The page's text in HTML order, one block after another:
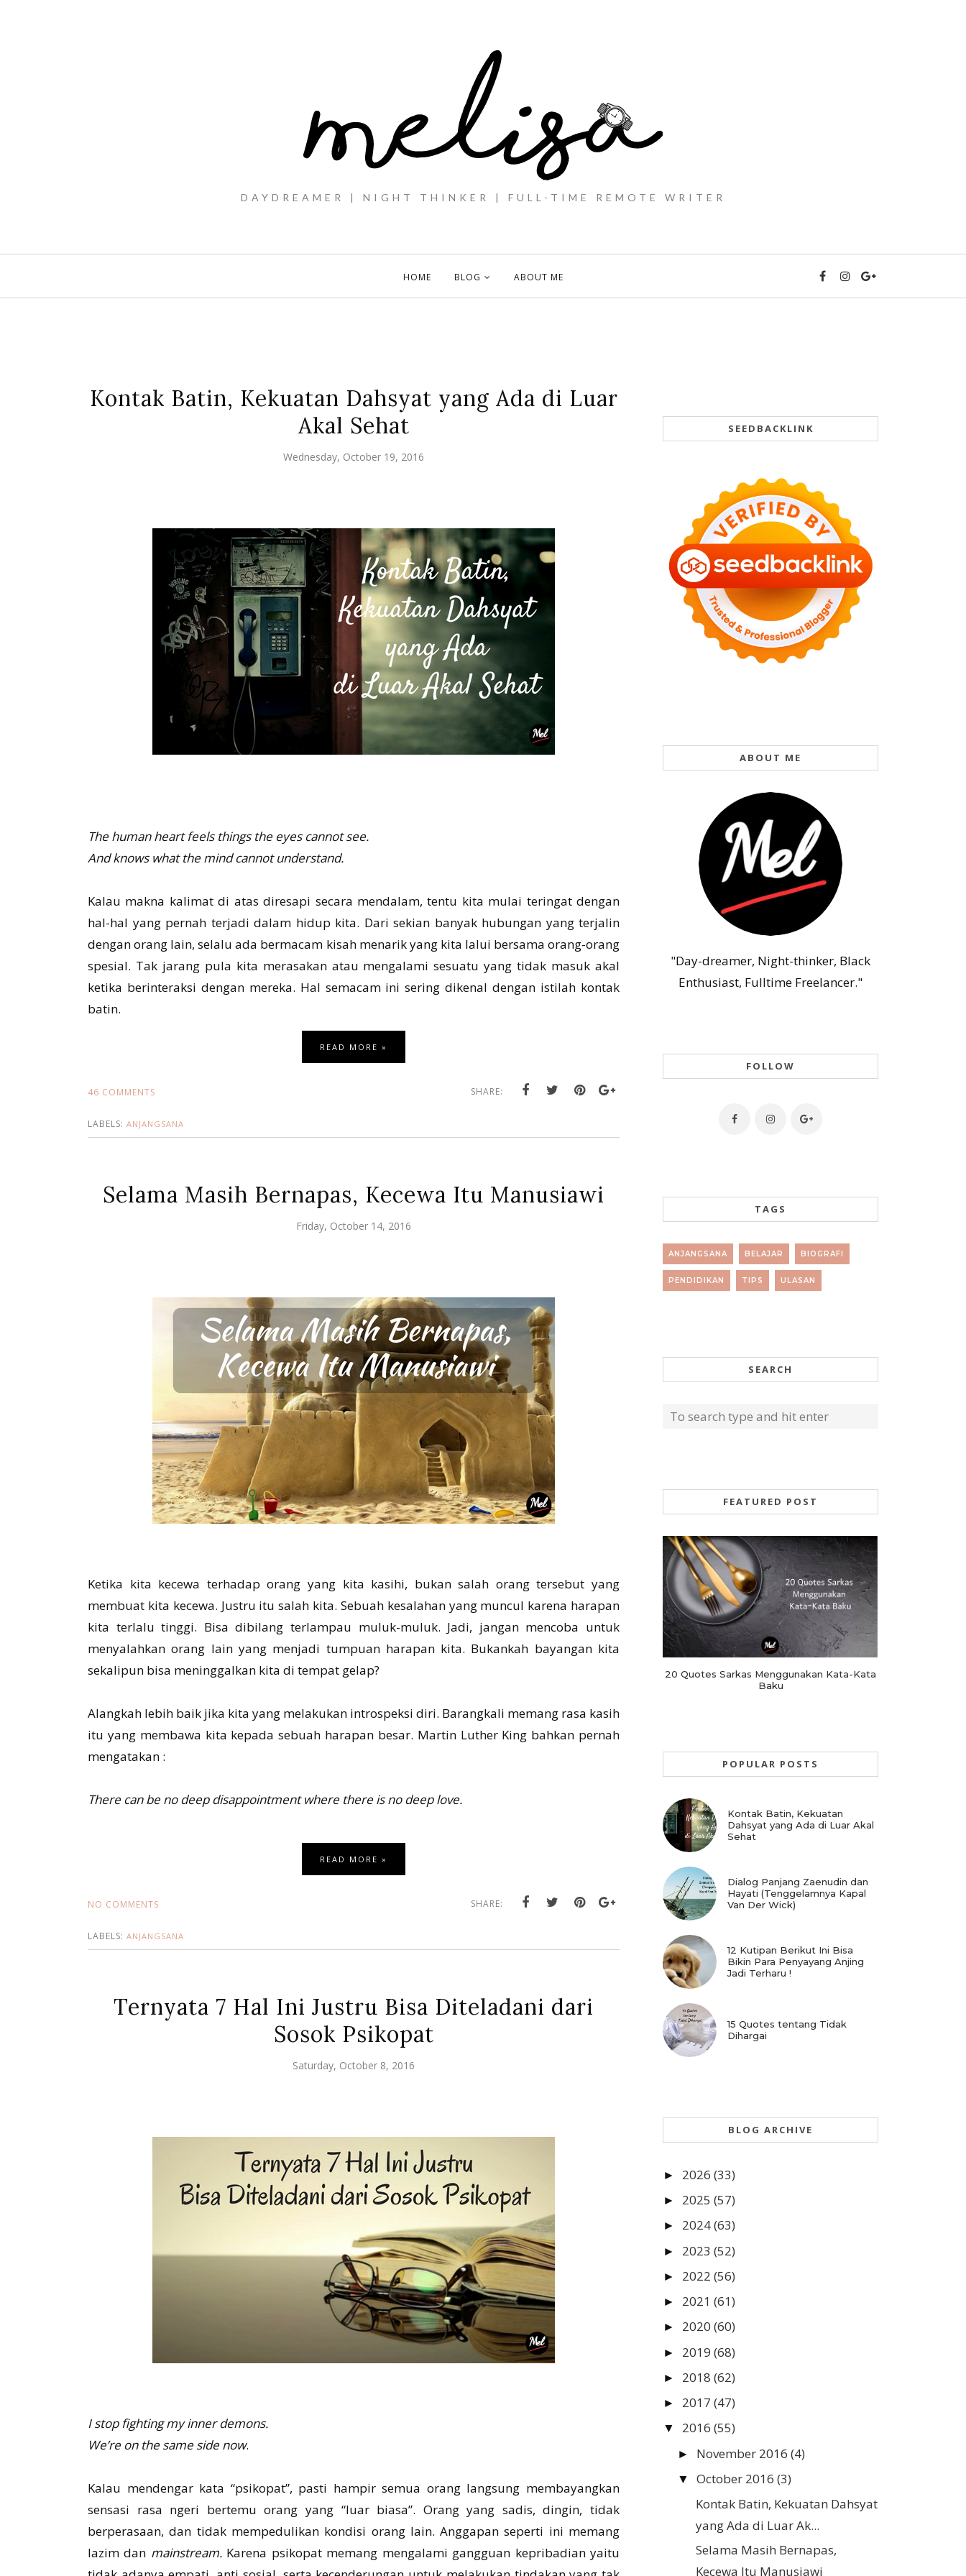
DAYDREAMER | NIGHT THINKER | FULL-TIME REMOTE WRITER
HOME BLOG ABOUT ME
Kontak Batin, Kekuatan Dahsyat yang Ada di Luar
Akal Sehat
Wednesday, October 19, 2016
The human heart feels things the eyes cannot see.
And knows what the mind cannot understand.
Kalau makna kalimat di atas diresapi secara mendalam, tentu kita mulai teringat dengan
hal-hal yang pernah terjadi dalam hidup kita. Dari sekian banyak hubungan yang terjalin
dengan orang lain, selalu ada bermacam kisah menarik yang kita lalui bersama orang-orang
spesial. Tak jarang pula kita merasakan atau mengalami sesuatu yang tidak masuk akal
ketika berinteraksi dengan mereka. Hal semacam ini sering dikenal dengan istilah kontak
batin.
READ MORE »
46 COMMENTS SHARE:
LABELS: ANJANGSANA
Selama Masih Bernapas, Kecewa Itu Manusiawi
Friday, October 14, 2016
Ketika kita kecewa terhadap orang yang kita kasihi, bukan salah orang tersebut yang
membuat kita kecewa. Justru itu salah kita. Sebuah kesalahan yang muncul karena harapan
kita terlalu tinggi. Bisa dibilang terlampau muluk-muluk. Jadi, jangan mencoba untuk
menyalahkan orang lain yang menjadi tumpuan harapan kita. Bukankah bayangan kita
sekalipun bisa meninggalkan kita di tempat gelap?
Alangkah lebih baik jika kita yang melakukan introspeksi diri. Barangkali memang rasa kasih
itu yang membawa kita kepada sebuah harapan besar. Martin Luther King bahkan pernah
mengatakan :
There can be no deep disappointment where there is no deep love.
READ MORE »
NO COMMENTS SHARE:
LABELS: ANJANGSANA
Ternyata 7 Hal Ini Justru Bisa Diteladani dari
Sosok Psikopat
Saturday, October 8, 2016
I stop fighting my inner demons.
We’re on the same side now.
Kalau mendengar kata “psikopat”, pasti hampir semua orang langsung membayangkan
sensasi rasa ngeri bertemu orang yang “luar biasa”. Orang yang sadis, dingin, tidak
berperasaan, dan tidak mempedulikan kondisi orang lain. Anggapan seperti ini memang
lazim dan mainstream. Karena psikopat memang mengalami gangguan kepribadian yaitu
SEEDBACKLINK
ABOUT ME
"Day-dreamer, Night-thinker, Black
Enthusiast, Fulltime Freelancer."
FOLLOW
TAGS
ANJANGSANA BELAJAR BIOGRAFI
PENDIDIKAN TIPS ULASAN
SEARCH
FEATURED POST
20 Quotes Sarkas Menggunakan Kata-Kata
Baku
POPULAR POSTS
Kontak Batin, Kekuatan
Dahsyat yang Ada di Luar Akal
Sehat
Dialog Panjang Zaenudin dan
Hayati (Tenggelamnya Kapal
Van Der Wick)
12 Kutipan Berikut Ini Bisa
Bikin Para Penyayang Anjing
Jadi Terharu !
15 Quotes tentang Tidak
Dihargai
BLOG ARCHIVE
► 2026 (33)
► 2025 (57)
► 2024(63)
► 2023 (52)
► 2022 (56)
► 2021 (61)
► 2020 (60)
► 2019 (68)
► 2018 (62)
► 2017 (47)
▼ 2016 (55)
► November 2016 (4)
▼ October 2016 (3)
Kontak Batin, Kekuatan Dahsyat
yang Ada di Luar Ak...
Selama Masih Bernapas,
Kecewa Itu Manusiawi